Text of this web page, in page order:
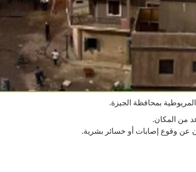
بمحافظة الجيزة.
من المكان.
عن وقوع إصابات أو خسائر بشرية.